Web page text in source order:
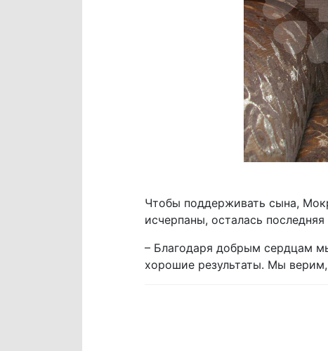
Чтобы поддерживать сына,
исчерпаны, осталась
– Благодаря добрым сердцам
хорошие результаты. Мы